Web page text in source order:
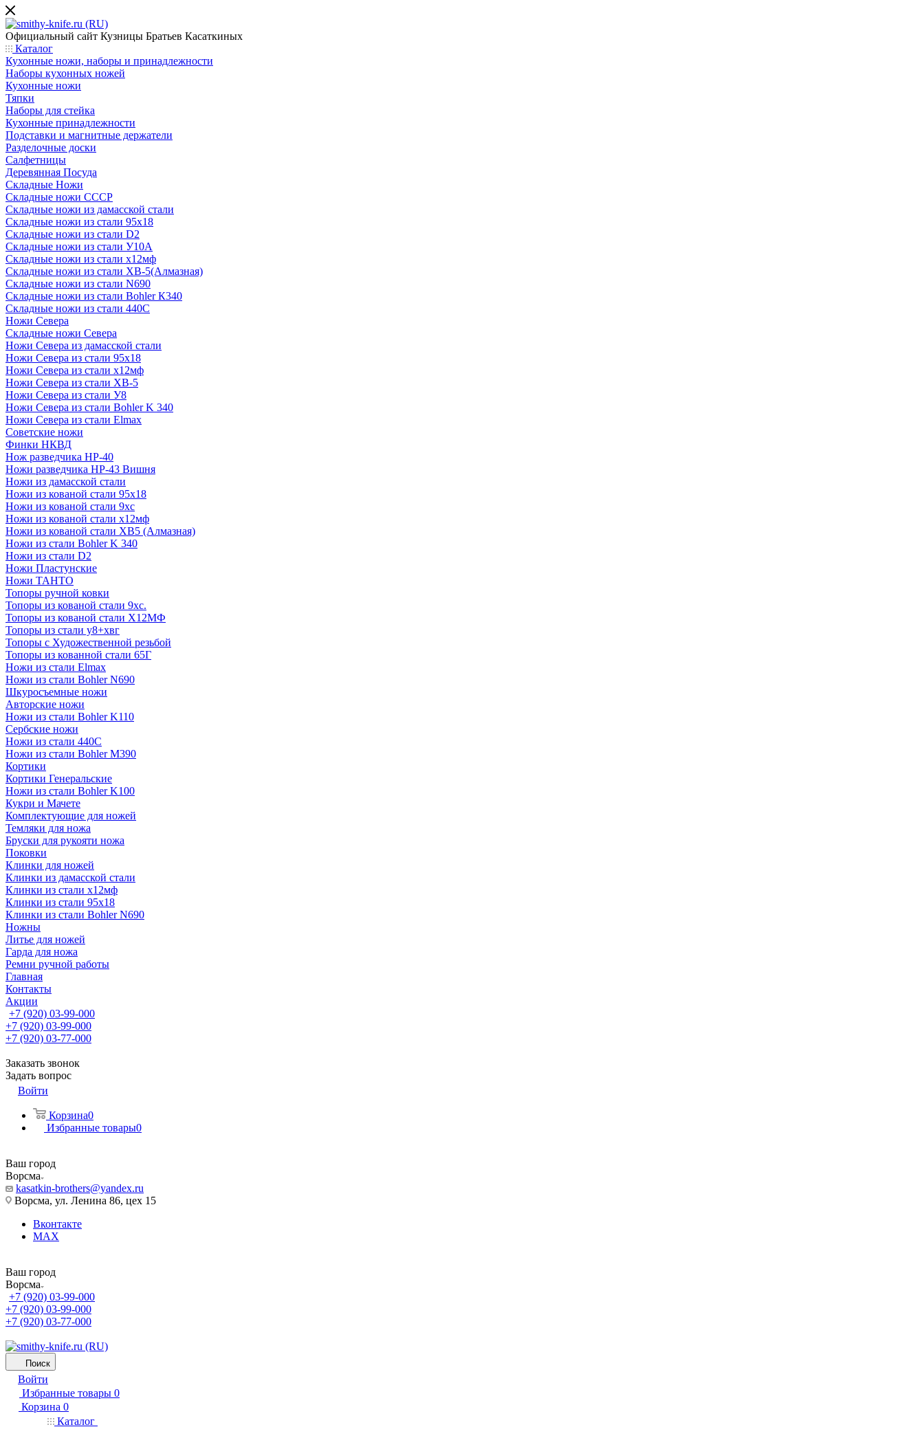
Официальный сайт Кузницы Братьев Касаткиных
Каталог
Кухонные ножи, наборы и принадлежности
Наборы кухонных ножей
Кухонные ножи
Тяпки
Наборы для стейка
Кухонные принадлежности
Подставки и магнитные держатели
Разделочные доски
Салфетницы
Деревянная Посуда
Складные Ножи
Cкладные ножи СССР
Складные ножи из дамасской стали
Складные ножи из стали 95х18
Складные ножи из стали D2
Складные ножи из стали У10А
Складные ножи из стали х12мф
Складные ножи из стали ХВ-5(Алмазная)
Складные ножи из стали N690
Складные ножи из стали Bohler К340
Складные ножи из стали 440С
Ножи Севера
Складные ножи Севера
Ножи Севера из дамасской стали
Ножи Севера из стали 95х18
Ножи Севера из стали х12мф
Ножи Севера из стали ХВ-5
Ножи Севера из стали У8
Ножи Севера из стали Bohler K 340
Ножи Севера из стали Elmax
Советские ножи
Финки НКВД
Нож разведчика НР-40
Ножи разведчика НР-43 Вишня
Ножи из дамасской стали
Ножи из кованой стали 95х18
Ножи из кованой стали 9хс
Ножи из кованой стали х12мф
Ножи из кованой стали ХВ5 (Алмазная)
Ножи из стали Bohler K 340
Ножи из стали D2
Ножи Пластунские
Ножи ТАНТО
Топоры ручной ковки
Топоры из кованой стали 9хс.
Топоры из кованой стали Х12МФ
Топоры из стали у8+хвг
Топоры с Художественной резьбой
Топоры из кованной стали 65Г
Ножи из стали Elmax
Ножи из стали Bohler N690
Шкуросъемные ножи
Авторские ножи
Ножи из стали Bohler K110
Сербские ножи
Ножи из стали 440С
Ножи из стали Bohler M390
Кортики
Кортики Генеральские
Ножи из стали Bohler K100
Кукри и Мачете
Комплектующие для ножей
Темляки для ножа
Бруски для рукояти ножа
Поковки
Клинки для ножей
Клинки из дамасской стали
Клинки из стали х12мф
Клинки из стали 95х18
Клинки из стали Bohler N690
Ножны
Литье для ножей
Гарда для ножа
Ремни ручной работы
Главная
Контакты
Акции
+7 (920) 03-99-000
+7 (920) 03-99-000
+7 (920) 03-77-000
Заказать звонок
Задать вопрос
Войти
Корзина0
Избранные товары0
Ваш город
Ворсма
kasatkin-brothers@yandex.ru
Ворсма, ул. Ленина 86, цех 15
Вконтакте
MAX
Ваш город
Ворсма
+7 (920) 03-99-000
+7 (920) 03-99-000
+7 (920) 03-77-000
Поиск
Войти
Избранные товары 0
Корзина 0
Каталог